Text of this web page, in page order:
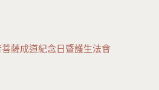
薩成道紀念日暨護生法會